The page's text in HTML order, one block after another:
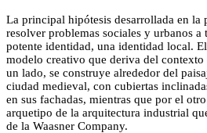
La principal hipótesis desarrollada en la
resolver problemas sociales y urbanos a
potente identidad, una identidad local.
modelo creativo que deriva del
un lado, se construye alrededor del
ciudad medieval, con cubiertas
en sus fachadas, mientras que por el
arquetipo de la arquitectura industrial
de la Waasner Company.